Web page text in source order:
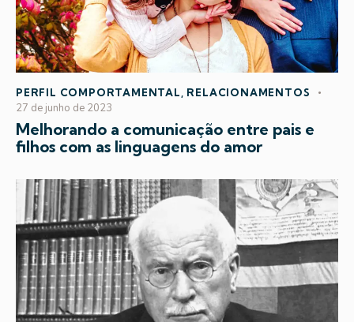
PERFIL COMPORTAMENTAL, RELACIONAMENTOS
27 de junho de 2023
Melhorando a comunicação entre pais e
filhos com as linguagens do amor